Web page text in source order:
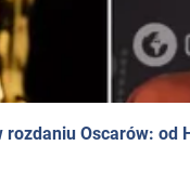
rozdaniu Oscarów: od